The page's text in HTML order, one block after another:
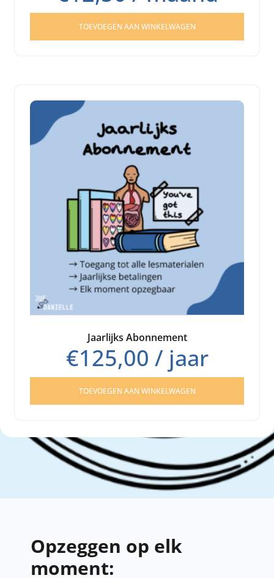
TOEVOEGEN AAN WINKELWAGEN
Jaarlijks Abonnement
€125,00 / jaar
TOEVOEGEN AAN WINKELWAGEN
Opzeggen op elk
moment: